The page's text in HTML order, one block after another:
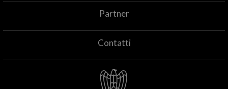
Partner
Contatti